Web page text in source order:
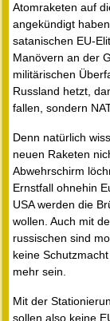
Atomraketen auf
angekündigt
satanischen EU-
Manövern an der
militärischen
Russland hetzt,
fallen, sondern
Denn natürlich
neuen Raketen
Abwehrschirm
Ernstfall ohnehin
USA werden die
wollen. Auch mit
russischen sind
keine
mehr sein.
Mit der
sollen also keine